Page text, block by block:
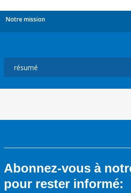
Notre mission
Abonnez-vous à
pour rester informé: